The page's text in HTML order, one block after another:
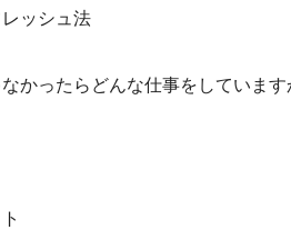
ッシュ法
かったらどんな仕事をしています